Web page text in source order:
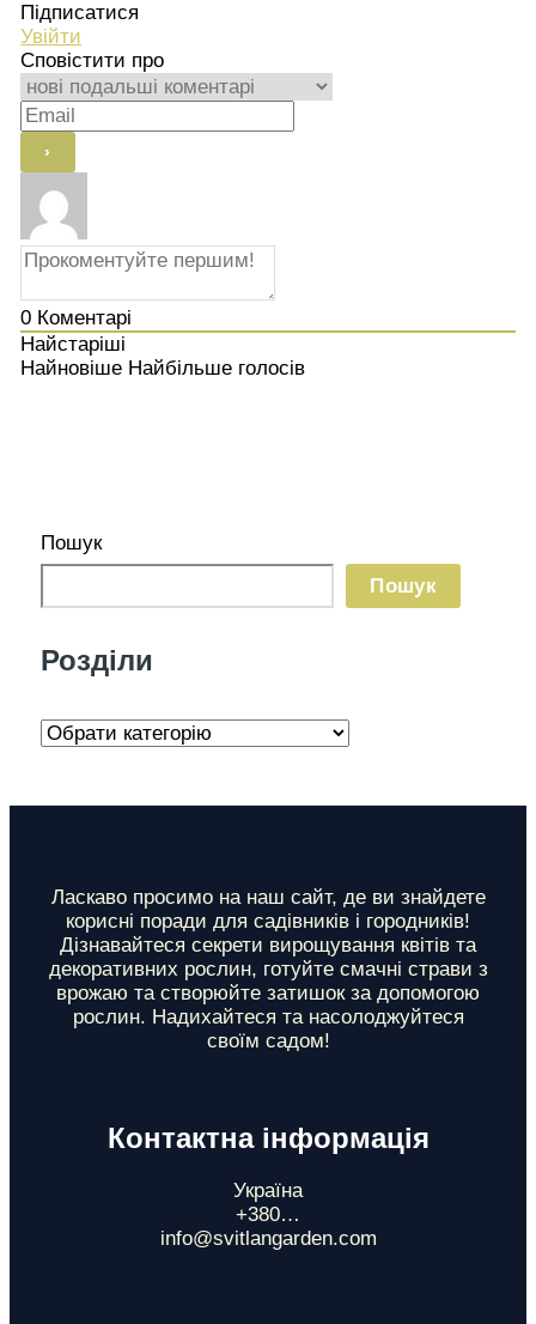
Підписатися
Увійти
Сповістити про
0 Коментарі
Найстаріші
Найновіше Найбільше голосів
Пошук
Пошук
Розділи
Р
з
и
Ласкаво просимо на наш сайт, де ви знайдете
корисні поради для садівників і городників!
Дізнавайтеся секрети вирощування квітів та
декоративних рослин, готуйте смачні страви з
врожаю та створюйте затишок за допомогою
рослин. Надихайтеся та насолоджуйтеся
своїм садом!
Контактна інформація
Україна
+380…
info@svitlangarden.com